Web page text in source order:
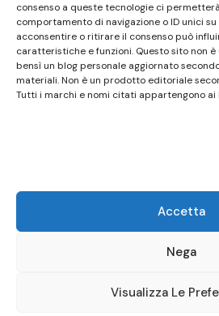
consenso a queste tecnologie ci
comportamento di navigazione o ID unici su
acconsentire o ritirare il consenso può
caratteristiche e funzioni. Questo sito non
bensì un blog personale aggiornato
materiali. Non è un prodotto editoriale
Tutti i marchi e nomi citati appartengono
Accetta
Nega
Visualizza Le
secondo la disponibilità e la
Pertanto non può essere
un prodotto editoriale ai sensi
7/3/2001. Tutti i marchi riportati
legittimi proprietari; marchi di
tecnici, in totale rispetto della
Maggiori dettagli alla pagina: